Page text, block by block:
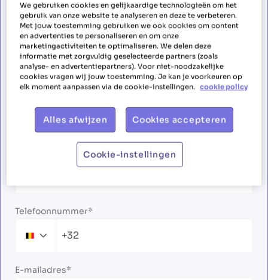
Solliciteer als huishoudhulp in
regio Hasselt
Voornaam
Telefoonnummer
Belgium+32
E-mailadres
We gebruiken cookies en gelijkaardige technologieën om het
gebruik van onze website te analyseren en deze te verbeteren.
Met jouw toestemming gebruiken we ook cookies om content
en advertenties te personaliseren en om onze
marketingactiviteiten te optimaliseren. We delen deze
informatie met zorgvuldig geselecteerde partners (zoals
analyse- en advertentiepartners). Voor niet-noodzakelijke
cookies vragen wij jouw toestemming. Je kan je voorkeuren op
elk moment aanpassen via de cookie-instellingen. cookie policy
Alles afwijzen Cookies accepteren
Cookie-instellingen